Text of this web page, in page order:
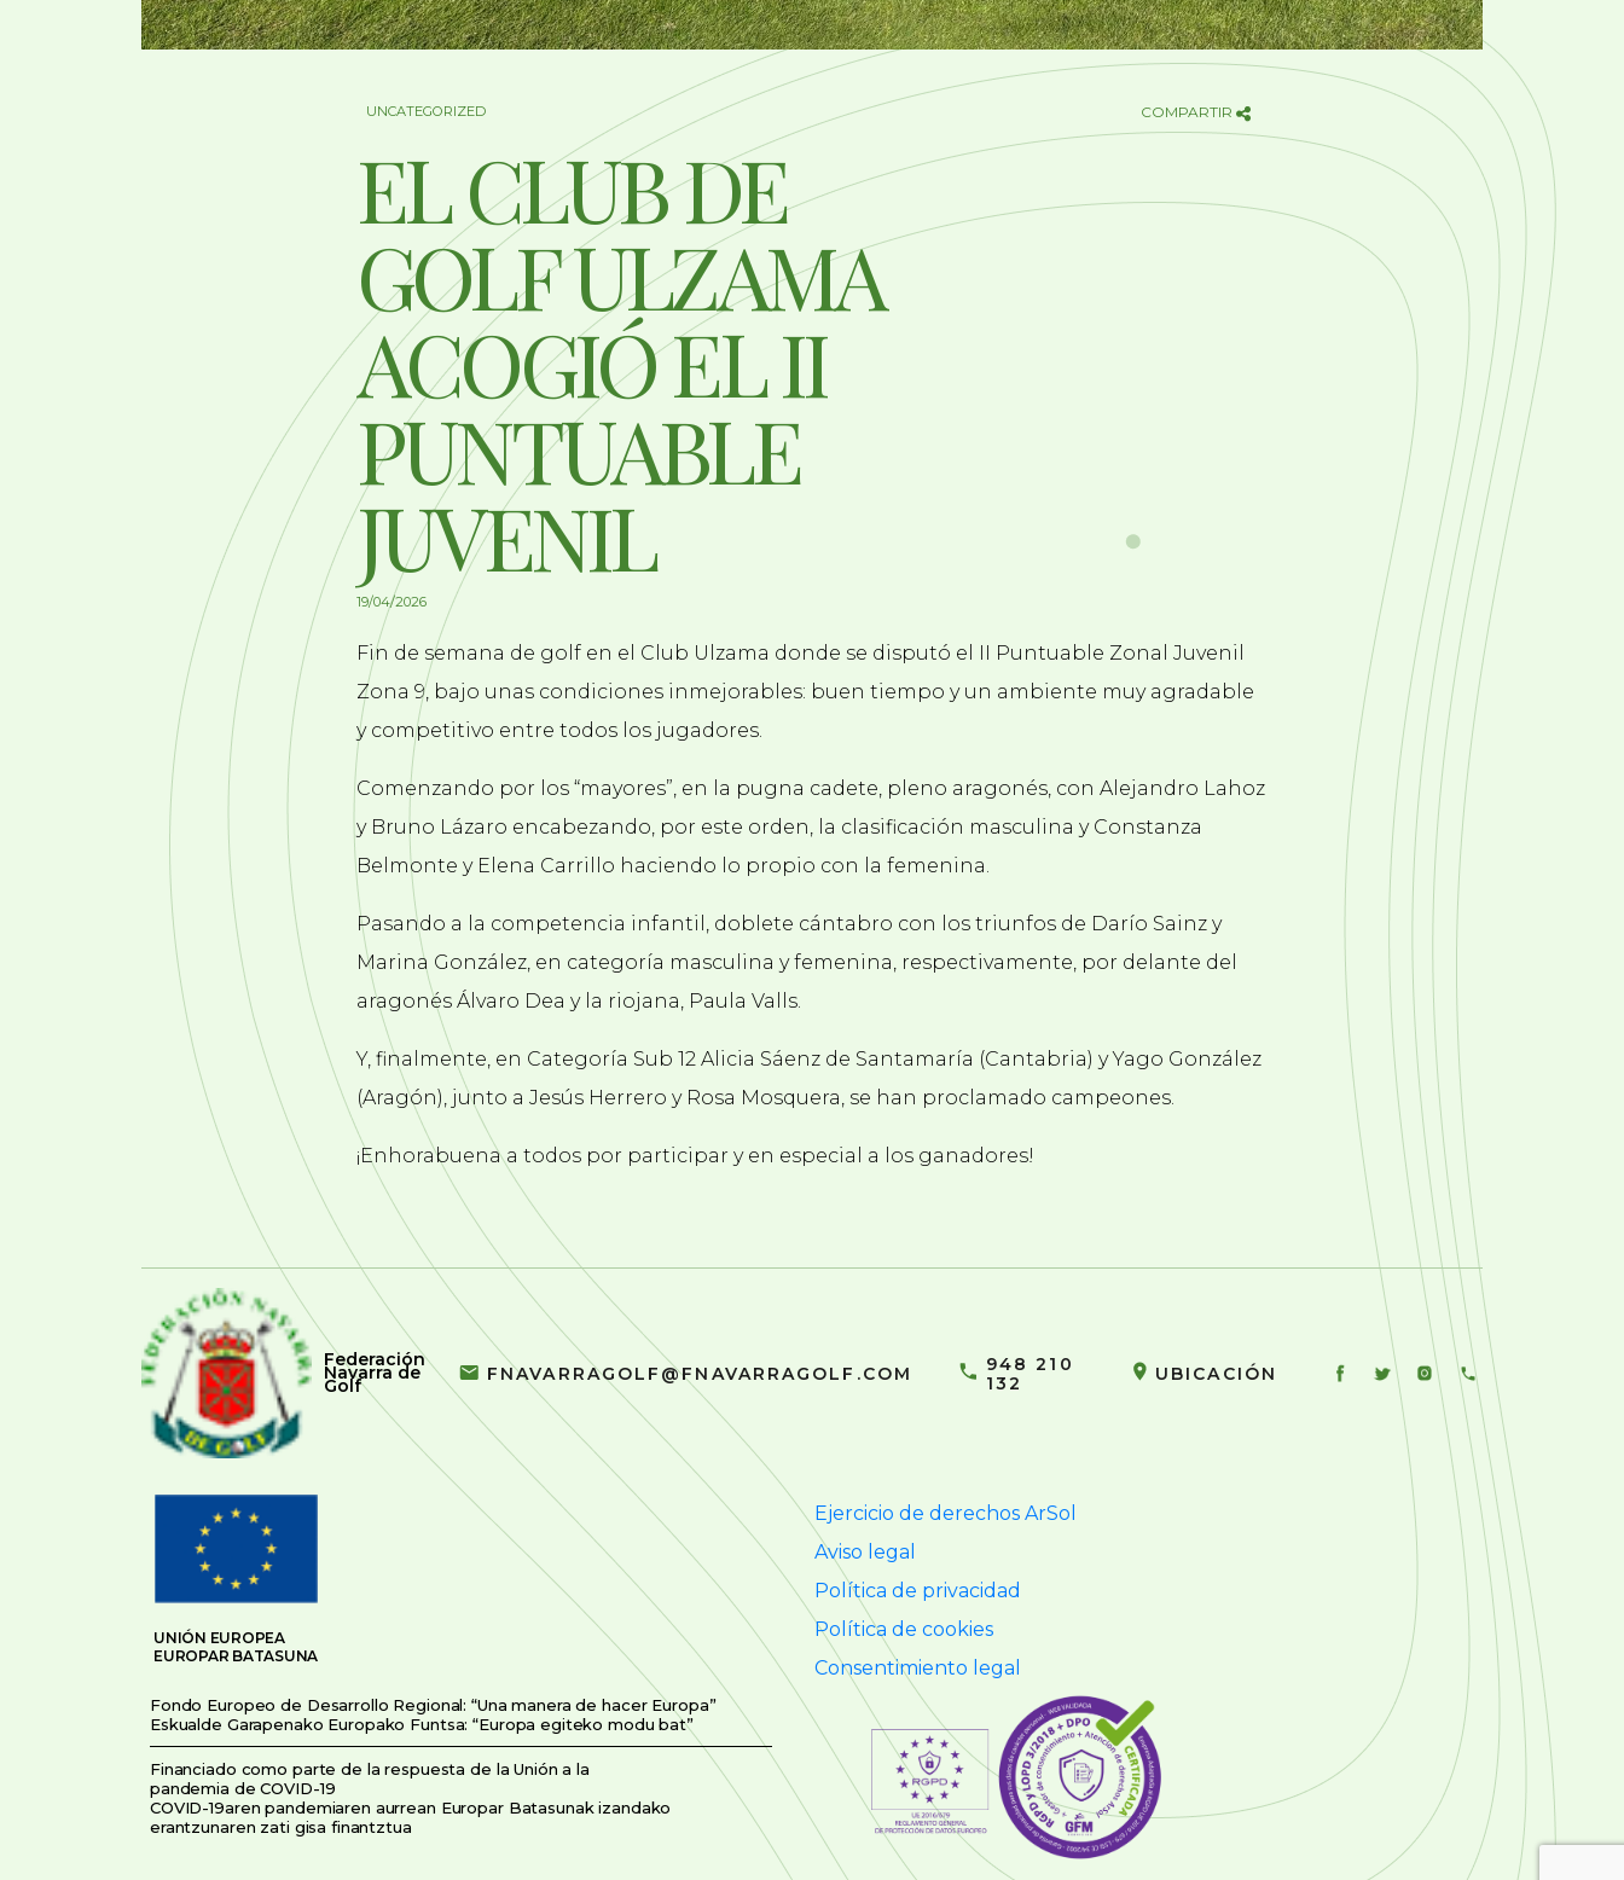
UNCATEGORIZED COMPARTIR
EL CLUB DE
GOLF ULZAMA
ACOGIÓ EL II
PUNTUABLE
JUVENIL
19/04/2026
Fin de semana de golf en el Club Ulzama donde se disputó el II Puntuable Zonal Juvenil
Zona 9, bajo unas condiciones inmejorables: buen tiempo y un ambiente muy agradable
y competitivo entre todos los jugadores.
Comenzando por los “mayores”, en la pugna cadete, pleno aragonés, con Alejandro Lahoz
y Bruno Lázaro encabezando, por este orden, la clasificación masculina y Constanza
Belmonte y Elena Carrillo haciendo lo propio con la femenina.
Pasando a la competencia infantil, doblete cántabro con los triunfos de Darío Sainz y
Marina González, en categoría masculina y femenina, respectivamente, por delante del
aragonés Álvaro Dea y la riojana, Paula Valls.
Y, finalmente, en Categoría Sub 12 Alicia Sáenz de Santamaría (Cantabria) y Yago González
(Aragón), junto a Jesús Herrero y Rosa Mosquera, se han proclamado campeones.
¡Enhorabuena a todos por participar y en especial a los ganadores!
Federación
Navarra de
Golf
FNAVARRAGOLF@FNAVARRAGOLF.COM
948 210
132
UBICACIÓN
UNIÓN EUROPEA
EUROPAR BATASUNA
Fondo Europeo de Desarrollo Regional: “Una manera de hacer Europa”
Eskualde Garapenako Europako Funtsa: “Europa egiteko modu bat”
Financiado como parte de la respuesta de la Unión a la
pandemia de COVID-19
COVID-19aren pandemiaren aurrean Europar Batasunak izandako
erantzunaren zati gisa finantztua
Ejercicio de derechos ArSol
Aviso legal
Política de privacidad
Política de cookies
Consentimiento legal